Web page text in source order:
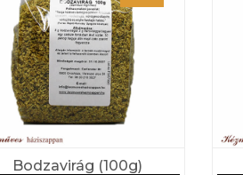
Bodzavirág (100g)